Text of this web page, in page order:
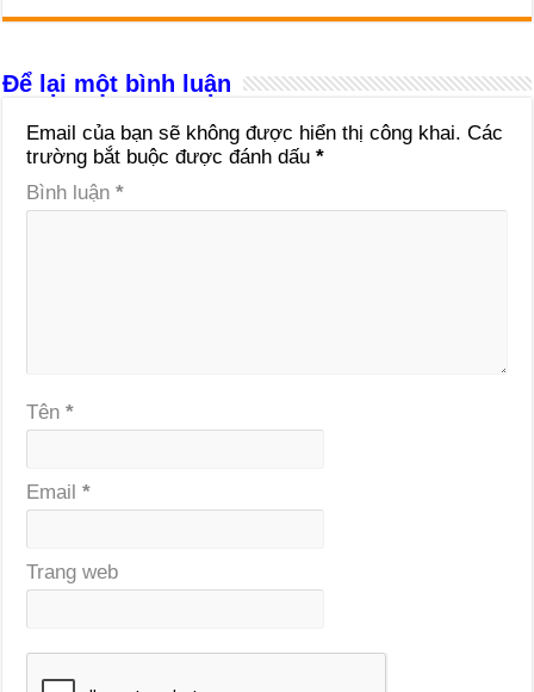
Để lại một bình luận
Email của bạn sẽ không được hiển thị công khai. Các
trường bắt buộc được đánh dấu*
Bình luận*
Tên*
Email*
Trang web